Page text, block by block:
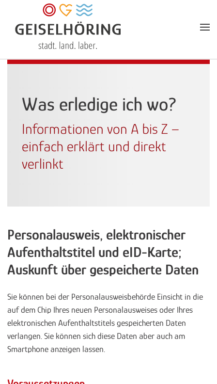
Was erledige ich wo?
Informationen von A bis Z –
einfach erklärt und direkt
verlinkt
Personalausweis, elektronischer
Aufenthaltstitel und eID-Karte;
Auskunft über gespeicherte Daten
Sie können bei der Personalausweisbehörde Einsicht in die
auf dem Chip Ihres neuen Personalausweises oder Ihres
elektronischen Aufenthaltstitels gespeicherten Daten
verlangen. Sie können sich diese Daten aber auch am
Smartphone anzeigen lassen.